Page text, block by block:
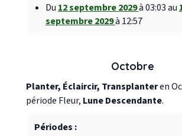
Du 12 septembre 2029à 03:03 au
septembre 2029à 12:57
Octobre
Planter, Éclaircir, Transplanteren
période Fleur, Lune Descendante.
Périodes :